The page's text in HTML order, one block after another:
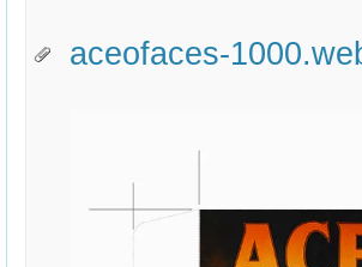
aceofaces-